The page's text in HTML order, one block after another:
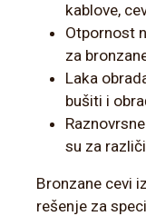
kablove,
Otpornost
za
Laka
bušiti i
su za
Bronzane cevi
rešenje za